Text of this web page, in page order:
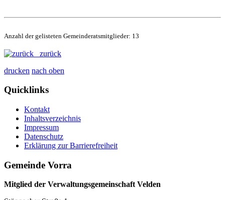
Anzahl der gelisteten Gemeinderatsmitglieder: 13
zurück
drucken nach oben
Quicklinks
Kontakt
Inhaltsverzeichnis
Impressum
Datenschutz
Erklärung zur Barrierefreiheit
Gemeinde Vorra
Mitglied der Verwaltungsgemeinschaft Velden